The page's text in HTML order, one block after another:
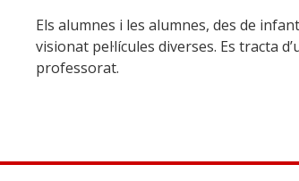
Els alumnes i les alumnes, des de
visionat pel·lícules diverses. Es tracta
professorat.